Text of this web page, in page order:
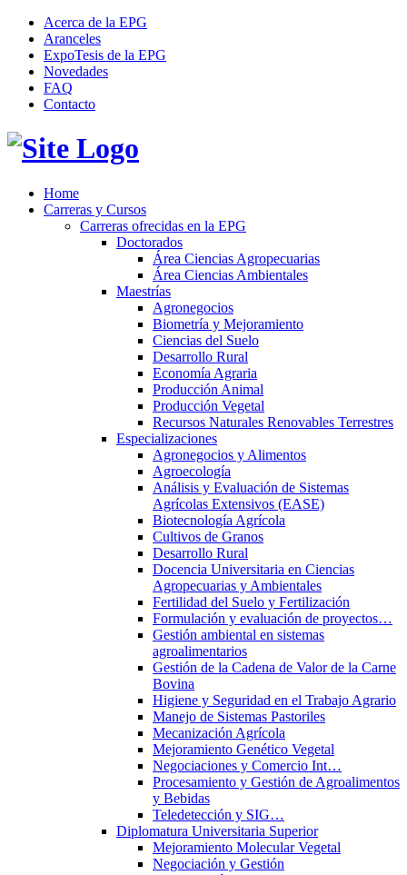
Acerca de la EPG
Aranceles
ExpoTesis de la EPG
Novedades
FAQ
Contacto
Home
Carreras y Cursos
Carreras ofrecidas en la EPG
Doctorados
Área Ciencias Agropecuarias
Área Ciencias Ambientales
Maestrías
Agronegocios
Biometría y Mejoramiento
Ciencias del Suelo
Desarrollo Rural
Economía Agraria
Producción Animal
Producción Vegetal
Recursos Naturales Renovables Terrestres
Especializaciones
Agronegocios y Alimentos
Agroecología
Análisis y Evaluación de Sistemas
Agrícolas Extensivos (EASE)
Biotecnología Agrícola
Cultivos de Granos
Desarrollo Rural
Docencia Universitaria en Ciencias
Agropecuarias y Ambientales
Fertilidad del Suelo y Fertilización
Formulación y evaluación de proyectos…
Gestión ambiental en sistemas
agroalimentarios
Gestión de la Cadena de Valor de la Carne
Bovina
Higiene y Seguridad en el Trabajo Agrario
Manejo de Sistemas Pastoriles
Mecanización Agrícola
Mejoramiento Genético Vegetal
Negociaciones y Comercio Int…
Procesamiento y Gestión de Agroalimentos
y Bebidas
Teledetección y SIG…
Diplomatura Universitaria Superior
Mejoramiento Molecular Vegetal
Negociación y Gestión